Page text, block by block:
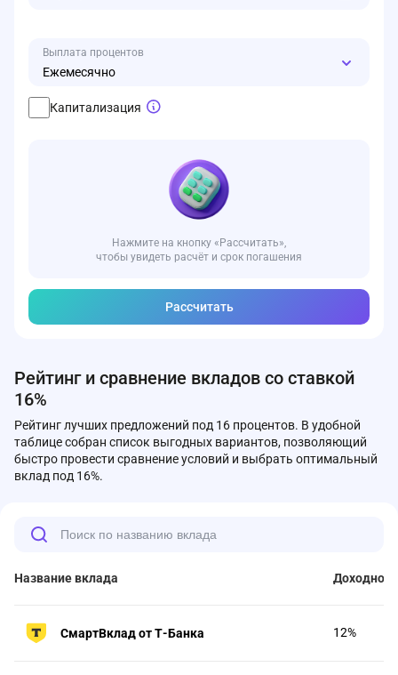
Выплата процентов
Ежемесячно
Капитализация
Нажмите на кнопку «Рассчитать»,
чтобы увидеть расчёт и срок погашения
Рассчитать
Рейтинг и сравнение вкладов со ставкой
16%
Рейтинг лучших предложений под 16 процентов. В удобной
таблице собран список выгодных вариантов, позволяющий
быстро провести сравнение условий и выбрать оптимальный
вклад под 16%.
Название вклада
СмартВклад от Т-Банка 12%